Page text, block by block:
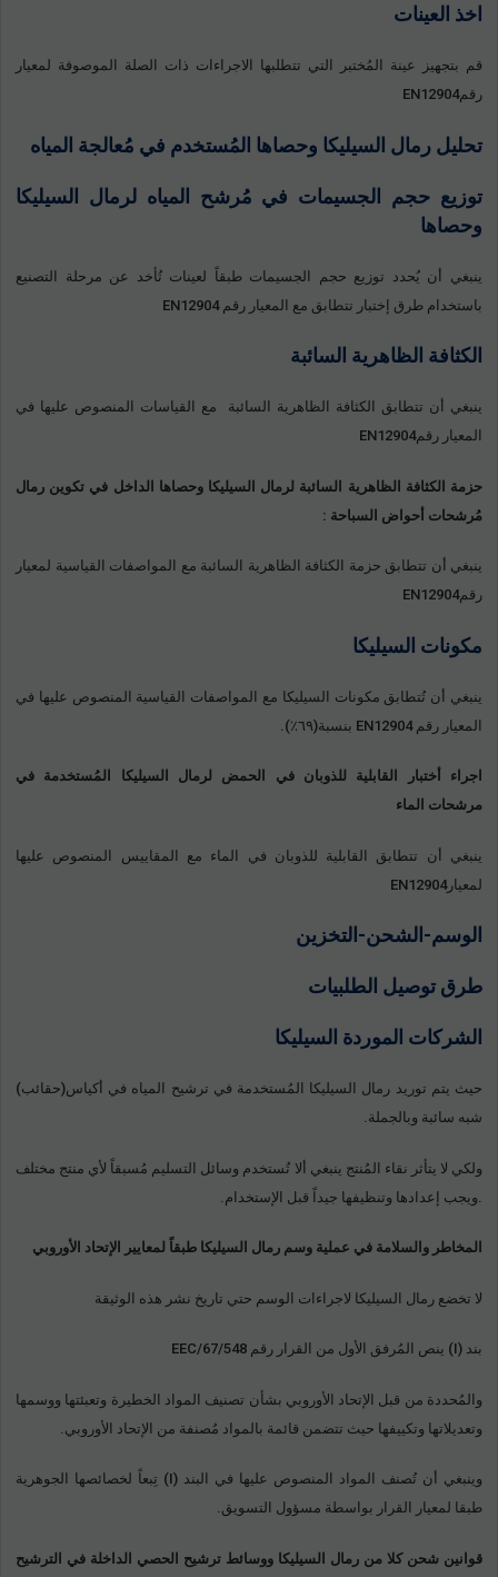
اخذ العينات
قم بتجهيز عينة المُختبر التي تتطلبها الاجراءات ذات الصلة الموصوفة لمعيار
رقمEN12904
تحليل رمال السيليكا وحصاها المُستخدم في مُعالجة المياه
توزيع حجم الجسيمات في مُرشح المياه لرمال السيليكا
وحصاها
ينبغي أن يُحدد توزيع حجم الجسيمات طبقاً لعينات تُأخد عن مرحلة التصنيع
باستخدام طرق إختبار تتطابق مع المعيار رقم EN12904
الكثافة الظاهرية السائبة
ينبغي أن تتطابق الكثافة الظاهرية السائبة مع القياسات المنصوص عليها في
المعيار رقمEN12904
حزمة الكثافة الظاهرية السائبة لرمال السيليكا وحصاها الداخل في تكوين رمال
مُرشحات أحواض السباحة :
ينبغي أن تتطابق حزمة الكثافة الظاهرية السائبة مع المواصفات القياسية لمعيار
رقمEN12904
مكونات السيليكا
ينبغي أن تُتطابق مكونات السيليكا مع المواصفات القياسية المنصوص عليها في
المعيار رقم EN12904 بنسبة(٦٩٪).
اجراء أختبار القابلية للذوبان في الحمض لرمال السيليكا المُستخدمة في
مرشحات الماء
ينبغي أن تتطابق القابلية للذوبان في الماء مع المقاييس المنصوص عليها
لمعيارEN12904
الوسم-الشحن-التخزين
طرق توصيل الطلبيات
الشركات الموردة السيليكا
حيث يتم توريد رمال السيليكا المُستخدمة في ترشيح المياه في أكياس(حقائب)
شبه سائبة وبالجملة.
ولكي لا يتأثر نقاء المُنتج ينبغي ألا تُستخدم وسائل التسليم مُسبقاً لأي منتج مختلف
.ويجب إعدادها وتنظيفها جيداً قبل الإستخدام.
المخاطر والسلامة في عملية وسم رمال السيليكا طبقاً لمعايير الإتحاد الأوروبي
لا تخضع رمال السيليكا لاجراءات الوسم حتي تاريخ نشر هذه الوثيقة
بند (I) ينص المُرفق الأول من القرار رقم 67/548/EEC
والمُحددة من قبل الإتحاد الأوروبي بشأن تصنيف المواد الخطيرة وتعبئتها ووسمها
وتعديلاتها وتكييفها حيث تتضمن قائمة بالمواد مُصنفة من الإتحاد الأوروبي.
وينبغي أن تُصنف المواد المنصوص عليها في البند (I) تِبعاً لخصائصها الجوهرية
طبقا لمعيار القرار بواسطة مسؤول التسويق.
قوانين شحن كلا من رمال السيليكا ووسائط ترشيح الحصي الداخلة في الترشيح